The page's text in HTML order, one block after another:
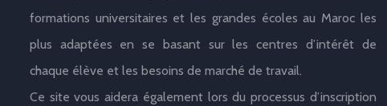
formations universitaires et les grandes écoles au Maroc les
plus adaptées en se basant sur les centres d’intérêt de
chaque élève et les besoins de marché de travail.
Ce site vous aidera également lors du processus d’inscription